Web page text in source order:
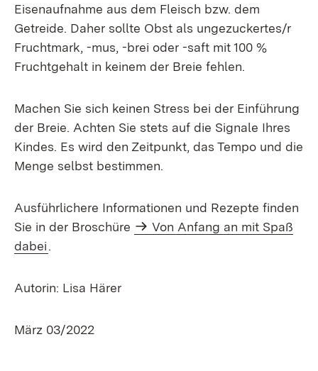
Eisenaufnahme aus dem Fleisch bzw. dem
Getreide. Daher sollte Obst als ungezuckertes/r
Fruchtmark, -mus, -brei oder -saft mit 100 %
Fruchtgehalt in keinem der Breie fehlen.
Machen Sie sich keinen Stress bei der Einführung
der Breie. Achten Sie stets auf die Signale Ihres
Kindes. Es wird den Zeitpunkt, das Tempo und die
Menge selbst bestimmen.
Ausführlichere Informationen und Rezepte finden
Sie in der Broschüre
Von Anfang an mit Spaß
dabei.
Autorin: Lisa Härer
März 03/2022